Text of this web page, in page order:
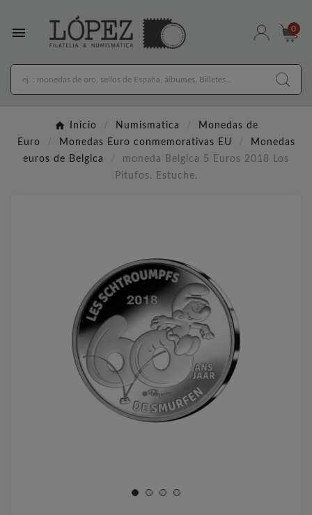
 0
Inicio Numismatica
Monedas de
Euro
Monedas Euro conmemorativas EU
Monedas
euros de Belgica
moneda Belgica 5 Euros 2018 Los
Pitufos. Estuche.